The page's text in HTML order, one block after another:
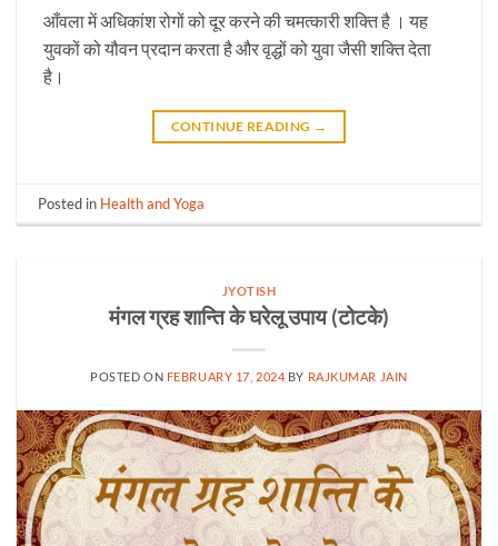
आँवला में अधिकांश रोगों को दूर करने की चमत्कारी शक्ति है । यह
युवकों को यौवन प्रदान करता है और वृद्धों को युवा जैसी शक्ति देता
है।
CONTINUE READING →
Posted in Health and Yoga
JYOTISH
मंगल ग्रह शान्ति के घरेलू उपाय (टोटके)
POSTED ON FEBRUARY 17, 2024 BY RAJKUMAR JAIN